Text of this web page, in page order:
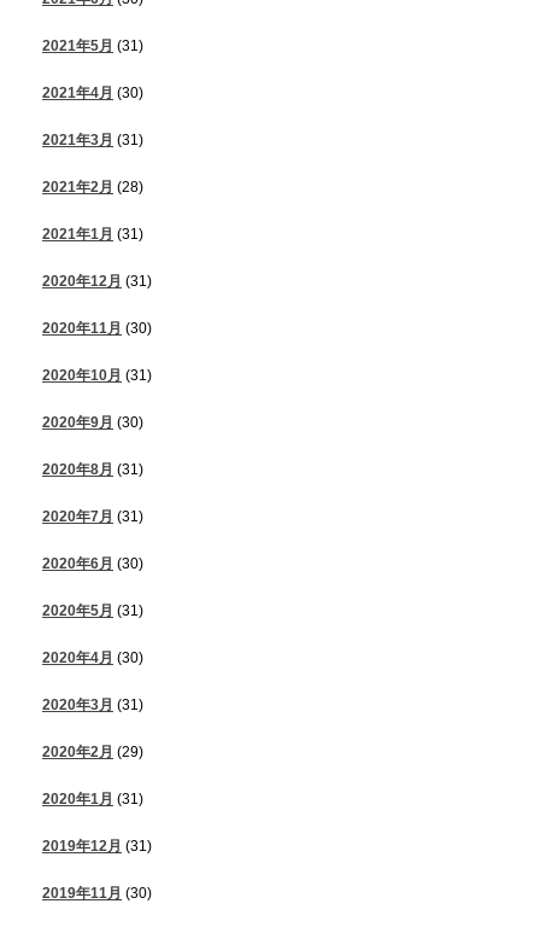
2021年5月 (31)
2021年4月 (30)
2021年3月 (31)
2021年2月 (28)
2021年1月 (31)
2020年12月 (31)
2020年11月 (30)
2020年10月 (31)
2020年9月 (30)
2020年8月 (31)
2020年7月 (31)
2020年6月 (30)
2020年5月 (31)
2020年4月 (30)
2020年3月 (31)
2020年2月 (29)
2020年1月 (31)
2019年12月 (31)
2019年11月 (30)